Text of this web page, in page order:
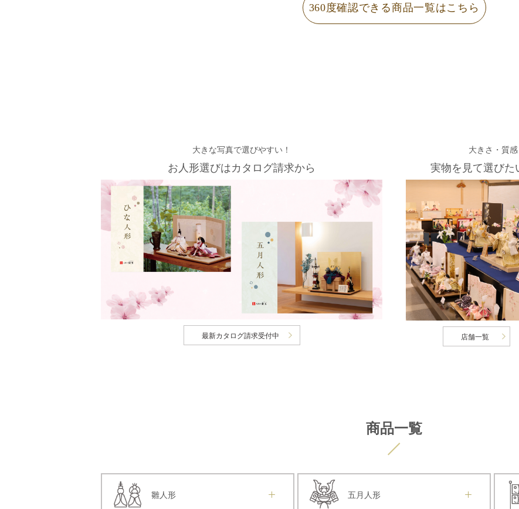
360度確認できる商品一覧はこちら
大きな写真で選びやすい！
お人形選びはカタログ請求から
最新カタログ請求受付中
大きさ・質
実物を見て選びた
店舗一覧
商品一覧
雛人形 五月人形